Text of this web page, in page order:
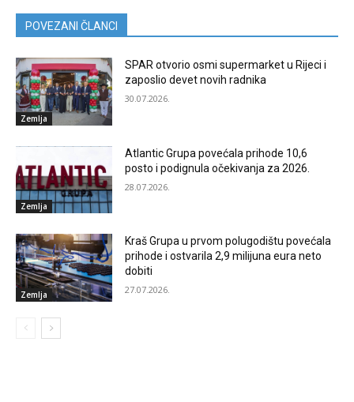
POVEZANI ČLANCI
Zemlja
SPAR otvorio osmi supermarket u Rijeci i
zaposlio devet novih radnika
30.07.2026.
Zemlja
Atlantic Grupa povećala prihode 10,6
posto i podignula očekivanja za 2026.
28.07.2026.
Zemlja
Kraš Grupa u prvom polugodištu povećala
prihode i ostvarila 2,9 milijuna eura neto
dobiti
27.07.2026.